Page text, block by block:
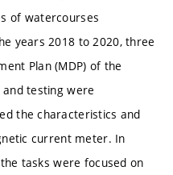
of watercourses
years 2018 to 2020, three
Plan (MDP) of the
testing were
the characteristics and
current meter. In
tasks were focused on